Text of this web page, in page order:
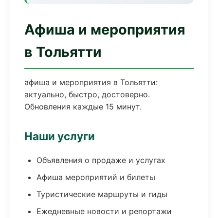
Афиша и мероприятия
в Тольятти
афиша и мероприятия в Тольятти:
актуально, быстро, достоверно.
Обновления каждые 15 минут.
Наши услуги
Объявления о продаже и услугах
Афиша мероприятий и билеты
Туристические маршруты и гиды
Ежедневные новости и репортажи